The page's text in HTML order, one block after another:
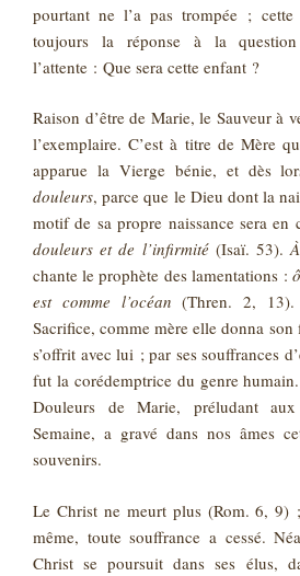
pourtant ne l’a pas trompée ;
toujours la réponse à la
l’attente : Que sera cette enfant ?
Raison d’être de Marie, le Sauveur à
l’exemplaire. C’est à titre de Mère
apparue la Vierge bénie, et dès
douleurs, parce que le Dieu dont la
motif de sa propre naissance sera en
douleurs et de l’infirmité (Isaï. 53).
chante le prophète des lamentations :
est comme l’océan(Thren. 2,
Sacrifice, comme mère elle donna
s’offrit avec lui ; par ses souffrances
fut la corédemptrice du genre
Douleurs de Marie, préludant
Semaine, a gravé dans nos âmes
souvenirs.
Le Christ ne meurt plus (Rom. 6, 9)
même, toute souffrance a cessé.
Christ se poursuit dans ses élus,